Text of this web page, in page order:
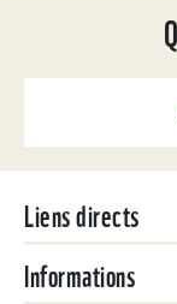
Liens directs
Informations